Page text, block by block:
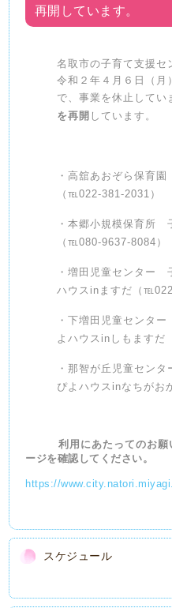
再開しています。
名取市の子育て支援セ
令和２年４月６日（月
で、事業を休止してい
を再開 しています。
・高舘あおぞら保育
（℡022-381-2031）
・本郷小規模保育所
（℡080-9637-8084）
・増田児童センター
ハウスinますだ（
・下増田児童センタ
よハウスinしもますだ
・那智が丘児童セン
ぴよハウスinなちがお
利用にあたってのお願
ージを確認してください。
https://
スケジュール